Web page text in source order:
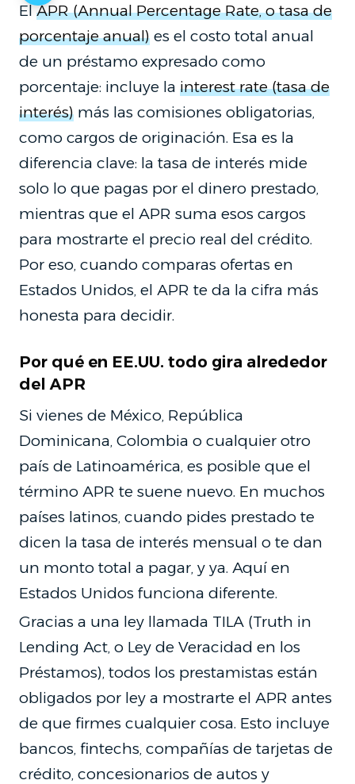
ElAPR (Annual Percentage Rate, o tasa de
porcentaje anual)es el costo total anual
de un préstamo expresado como
porcentaje: incluye la interest rate (tasa de
interés)más las comisiones obligatorias,
como cargos de originación. Esa es la
diferencia clave: la tasa de interés mide
solo lo que pagas por el dinero prestado,
mientras que el APR suma esos cargos
para mostrarte el precio real del crédito.
Por eso, cuando comparas ofertas en
Estados Unidos, el APR te da la cifra más
honesta para decidir.
Por qué en EE.UU. todo gira alrededor
del APR
Si vienes de México, República
Dominicana, Colombia o cualquier otro
país de Latinoamérica, es posible que el
término APR te suene nuevo. En muchos
países latinos, cuando pides prestado te
dicen la tasa de interés mensual o te dan
un monto total a pagar, y ya. Aquí en
Estados Unidos funciona diferente.
Gracias a una ley llamada TILA (Truth in
Lending Act, o Ley de Veracidad en los
Préstamos), todos los prestamistas están
obligados por ley a mostrarte el APR antes
de que firmes cualquier cosa. Esto incluye
bancos, fintechs, compañías de tarjetas de
crédito, concesionarios de autos y